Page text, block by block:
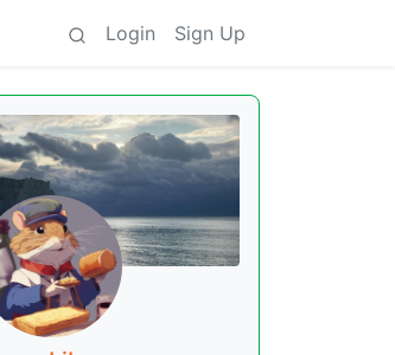
Login Sign Up